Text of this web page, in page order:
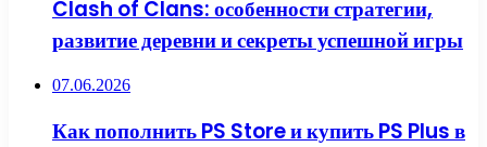
Clash of Clans: особенности стратегии,
развитие деревни и секреты успешной игры
07.06.2026
Как пополнить PS Store и купить PS Plus в